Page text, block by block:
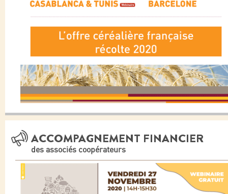
ACCOMPAGNEMENT FINANCIER
des associés coopérateurs